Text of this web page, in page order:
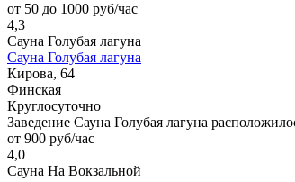
от 50 до 1000 руб/час
4,3
Сауна Голубая лагуна
Сауна Голубая лагуна
Кирова, 64
Финская
Круглосуточно
Заведение Сауна Голубая лагуна
от 900 руб/час
4,0
Сауна На Вокзальной